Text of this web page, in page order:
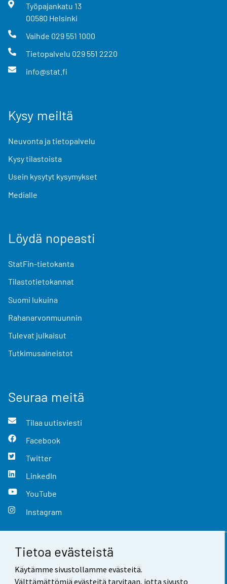
Tietoa evästeistä
Käytämme sivustollamme evästeitä.
Välttämättömiä evästeitä tarvitaan, jotta sivusto
Työpajankatu 13
00580 Helsinki
Vaihde 029 551 1000
Tietopalvelu 029 551 2220
info@stat.fi
Kysy meiltä
Neuvonta ja tietopalvelu
Kysy tilastoista
Usein kysytyt kysymykset
Medialle
Löydä nopeasti
StatFin-tietokanta
Tilastotietokannat
Suomi lukuina
Rahanarvonmuunnin
Tulevat julkaisut
Tutkimusaineistot
Seuraa meitä
Tilaa uutisviesti
Facebook
Twitter
LinkedIn
YouTube
Instagram
Yhteystiedot
Palaute